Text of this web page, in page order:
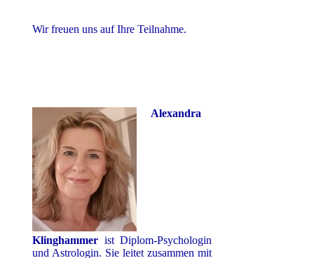
Wir freuen uns auf Ihre Teilnahme.
Alexandra
Klinghammer ist Diplom-Psychologin
und Astrologin. Sie leitet zusammen mit